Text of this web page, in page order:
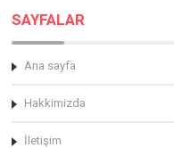
SAYFALAR
Ana sayfa
Hakkimizda
İletişim